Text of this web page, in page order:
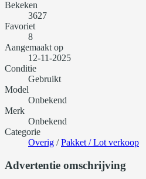
Bekeken
3627
Favoriet
8
Aangemaakt op
12-11-2025
Conditie
Gebruikt
Model
Onbekend
Merk
Onbekend
Categorie
Overig /Pakket / Lot verkoop
Advertentie omschrijving